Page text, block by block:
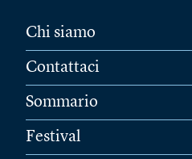
Chi siamo
Contattaci
Sommario
Festival